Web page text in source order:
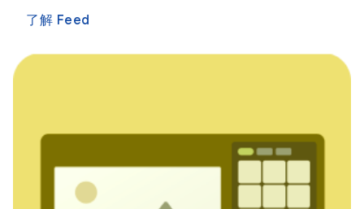
了解 Feed